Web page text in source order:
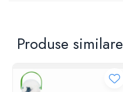
Produse similare